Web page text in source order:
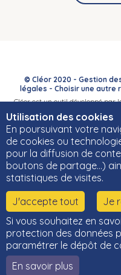
Utilisation des cookies
En poursuivant votre
de cookies ou
pour la diffusion de
boutons de partage…)
statistiques de visites.
J'accepte tout
Je
Si vous souhaitez en
protection des données
paramétrer le dépôt de
En savoir plus
© Cléor 2020 - Gestion
légales - Choisir une autre
Cléor est un outil développé par